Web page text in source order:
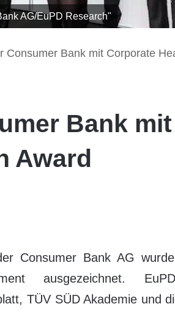
AG/EuPD Research"
Consumer Bank mit Corporate
Bank mit
Award
Consumer Bank AG
ausgezeichnet.
TÜV SÜD Akademie und